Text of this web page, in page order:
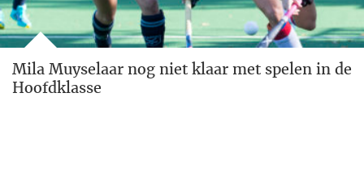
Mila Muyselaar nog niet klaar met spelen in de
Hoofdklasse